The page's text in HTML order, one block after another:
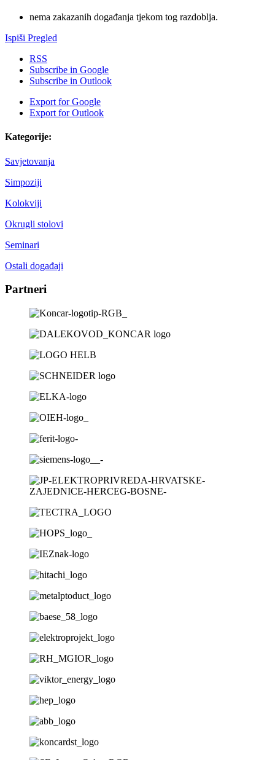
nema zakazanih događanja tjekom tog razdoblja.
Ispiši Pregled
RSS
Subscribe in Google
Subscribe in Outlook
Export forGoogle
Export forOutlook
Kategorije:
Savjetovanja
Simpoziji
Kolokviji
Okrugli stolovi
Seminari
Ostali događaji
Partneri